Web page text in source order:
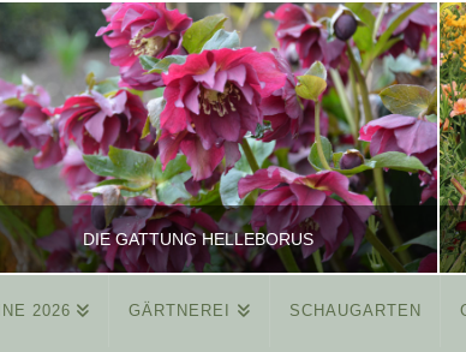
DIE GATTUNG HELLEBORUS
2026 GÄRTNEREI SCHAUGARTEN